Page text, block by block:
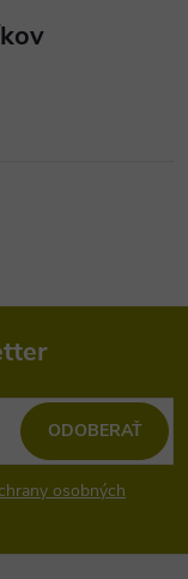
osobných
ODOBERAŤ